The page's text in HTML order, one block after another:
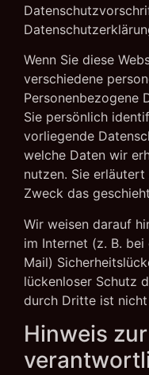
Wenn Sie diese
verschiedene
Personenbezogene
Sie persönlich
vorliegende
welche Daten wir
nutzen. Sie
Zweck das
Wir weisen darauf
im Internet (z. B.
Mail)
lückenloser Schutz
durch Dritte ist
Hinweis zur